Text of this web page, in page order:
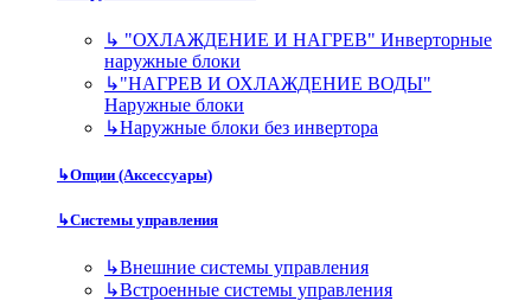
↳ "ОХЛАЖДЕНИЕ И НАГРЕВ" Инверторные
наружные блоки
↳"НАГРЕВ И ОХЛАЖДЕНИЕ ВОДЫ"
Наружные блоки
↳Наружные блоки без инвертора
↳Опции (Аксессуары)
↳Системы управления
↳Внешние системы управления
↳Встроенные системы управления